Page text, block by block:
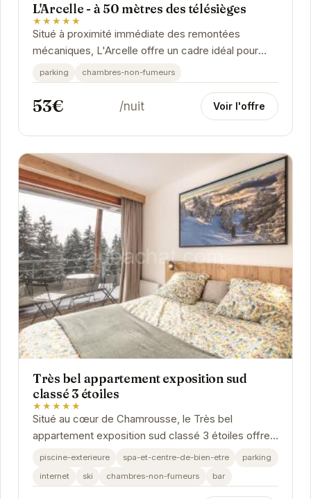
L'Arcelle - à 50 mètres des télésièges
★★★★★
Situé à proximité immédiate des remontées
mécaniques, L'Arcelle offre un cadre idéal pour
des vacances au ski réussies.
parking chambres-non-fumeurs
53€ /nuit Voir l'offre
Très bel appartement exposition sud
classé 3 étoiles
★★★★★
Situé au cœur de Chamrousse, le Très bel
appartement exposition sud classé 3 étoiles offre
un cadre idéal pour des vacances inoubliables.
piscine-exterieure spa-et-centre-de-bien-etre
parking
internet
ski chambres-non-fumeurs bar